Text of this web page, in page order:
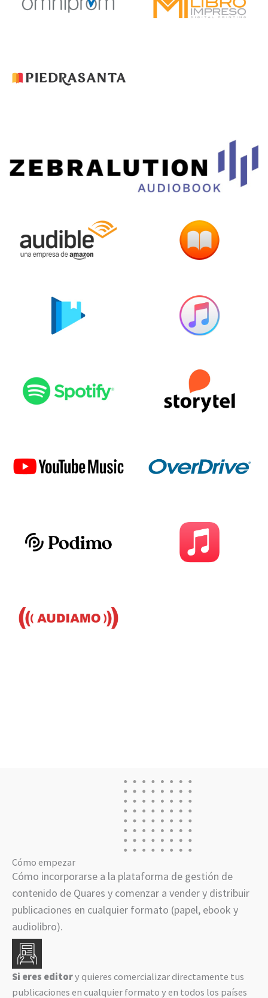
Cómo empezar
Cómo incorporarse a la plataforma de gestión de
contenido de Quares y comenzar a vender y distribuir
publicaciones en cualquier formato (papel, ebook y
audiolibro).
Si eres editory quieres comercializar directamente tus
publicaciones en cualquier formato y en todos los países